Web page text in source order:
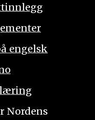
engelsk
Nordens